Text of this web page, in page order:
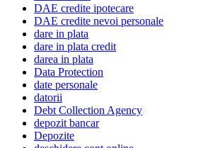
DAE credite ipotecare
DAE credite nevoi personale
dare in plata
dare in plata credit
darea in plata
Data Protection
date personale
datorii
Debt Collection Agency
depozit bancar
Depozite